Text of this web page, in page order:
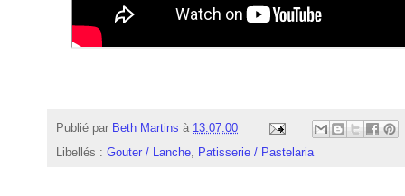
Publié par Beth Martins à 13:07:00
Libellés : Gouter / Lanche Patisserie / Pastelaria